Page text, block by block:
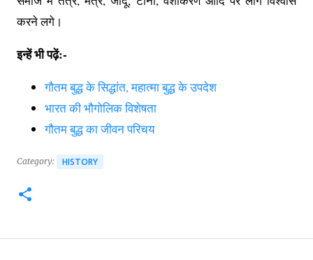
करने लगे।
इन्हें भी पढ़ें:-
गौतम बुद्ध के सिद्धांत, महात्मा बुद्ध के उपदेश
भारत की भौगोलिक विशेषता
गौतम बुद्ध का जीवन परिचय
Category: HISTORY